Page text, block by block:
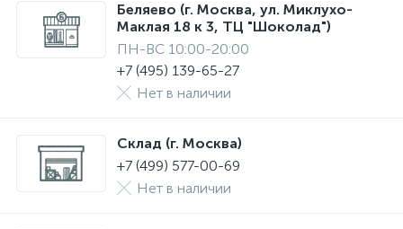
Беляево (г. Москва, ул. Миклухо-
Маклая 18 к 3, ТЦ "Шоколад")
ПН-ВС 10:00-20:00
+7 (495) 139-65-27
Нет в наличии
Склад (г. Москва)
+7 (499) 577-00-69
Нет в наличии